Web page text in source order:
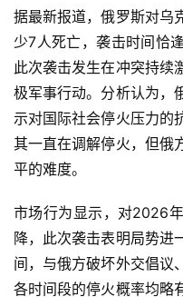
据最新报道，俄罗斯对乌
少7人死亡，袭击时间恰
此次袭击发生在冲突持续
极军事行动。分析认为，
示对国际社会停火压力的
其一直在调解停火，但俄
平的难度。
市场行为显示，对2026
降，此次袭击表明局势进
间，与俄方破坏外交倡议
各时间段的停火概率均略